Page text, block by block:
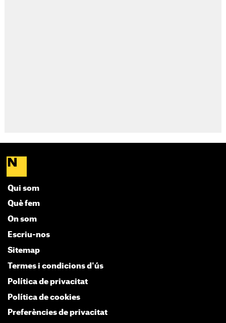
Qui som
Què fem
On som
Escriu-nos
Sitemap
Termes i condicions d'ús
Política de privacitat
Política de cookies
Preferències de privacitat